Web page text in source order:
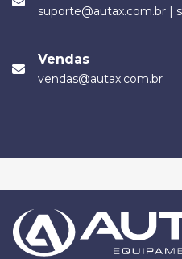
suporte@autax.com.br |
Vendas
vendas@autax.com.br